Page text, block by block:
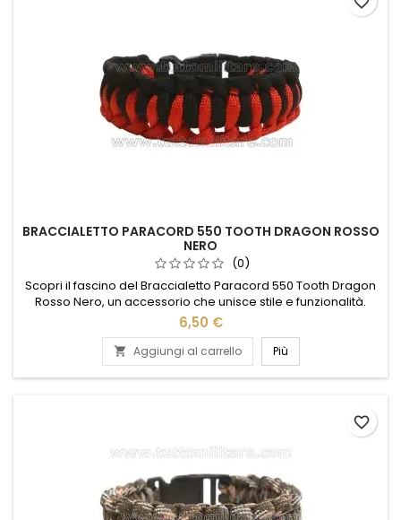
BRACCIALETTO PARACORD 550 TOOTH DRAGON ROSSO
NERO
(0)
Scopri il fascino del Braccialetto Paracord 550 Tooth Dragon
Rosso Nero, un accessorio che unisce stile e funzionalità.
Realizzato con paracord di alta qualità, questo braccialetto è
perfetto per gli amanti dell'avventura e del design unico. Il
motivo a dente di drago in rosso e nero aggiunge un tocco
audace e distintivo al tuo look quotidiano. Robusto e...
6,50 €
 Aggiungi al carrello Più
favorite_border